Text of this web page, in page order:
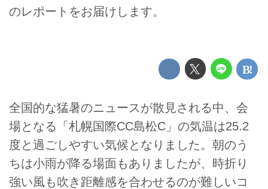
のレポートをお届けします。
全国的な猛暑のニュースが散見される中、会
場となる「札幌国際CC島松C」の気温は25.2
度と過ごしやすい気候となりました。朝のう
ちは小雨が降る場面もありましたが、時折り
強い風も吹き距離感を合わせるのが難しいコ